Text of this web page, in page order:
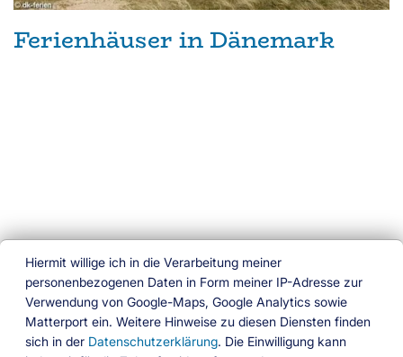
Hiermit willige ich in die Verarbeitung meiner
personenbezogenen Daten in Form meiner IP-Adresse zur
Verwendung von Google-Maps, Google Analytics sowie
Matterport ein. Weitere Hinweise zu diesen Diensten finden
sich in der Datenschutzerklärung. Die Einwilligung kann
Ferienhäuser in Dänemark
Ferien am Wasser
Das besondere Buchungsportal